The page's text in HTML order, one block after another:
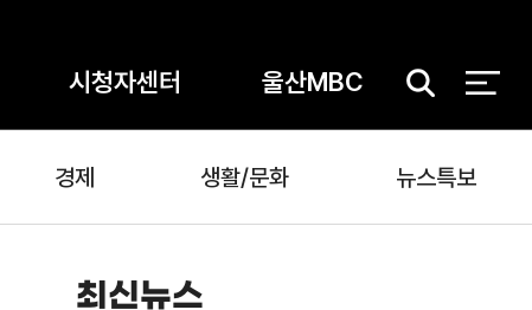
시청자센터 울산MBC
검
경제 생활/문화 뉴스특보
최신뉴스